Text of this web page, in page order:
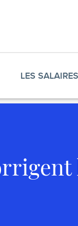
LES SALAIRES